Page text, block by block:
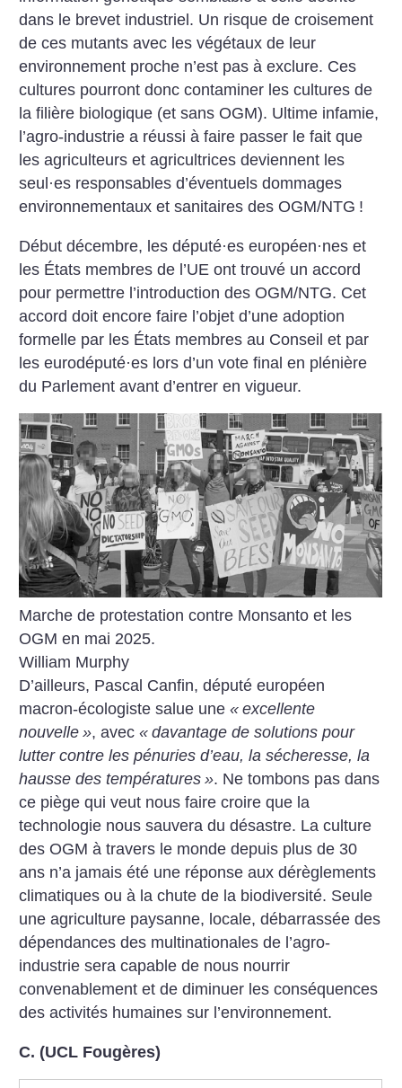
dans le brevet industriel. Un risque de croisement
de ces mutants avec les végétaux de leur
environnement proche n’est pas à exclure. Ces
cultures pourront donc contaminer les cultures de
la filière biologique (et sans OGM). Ultime infamie,
l’agro-industrie a réussi à faire passer le fait que
les agriculteurs et agricultrices deviennent les
seul ·es responsables d’éventuels dommages
environnementaux et sanitaires des OGM/NTG !
Début décembre, les député·es européen·nes et
les États membres de l’UE ont trouvé un accord
pour permettre l’introduction des OGM/NTG. Cet
accord doit encore faire l’objet d’une adoption
formelle par les États membres au Conseil et par
les eurodéputé·es lors d’un vote final en plénière
du Parlement avant d’entrer en vigueur.
Marche de protestation contre Monsanto et les
OGM en mai 2025.
William Murphy
D’ailleurs, Pascal Canfin, député européen
macron-écologiste salue une« excellente
nouvelle », avec« davantage de solutions pour
lutter contre les pénuries d’eau, la sécheresse, la
hausse des températures ». Ne tombons pas dans
ce piège qui veut nous faire croire que la
technologie nous sauvera du désastre. La culture
des OGM à travers le monde depuis plus de 30
ans n’a jamais été une réponse aux dérèglements
climatiques ou à la chute de la biodiversité. Seule
une agriculture paysanne, locale, débarrassée des
dépendances des multinationales de l’agro-
industrie sera capable de nous nourrir
convenablement et de diminuer les conséquences
des activités humaines sur l’environnement.
C. (UCL Fougères)